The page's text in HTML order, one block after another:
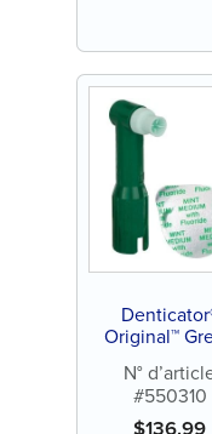
Original™
N°
#550310